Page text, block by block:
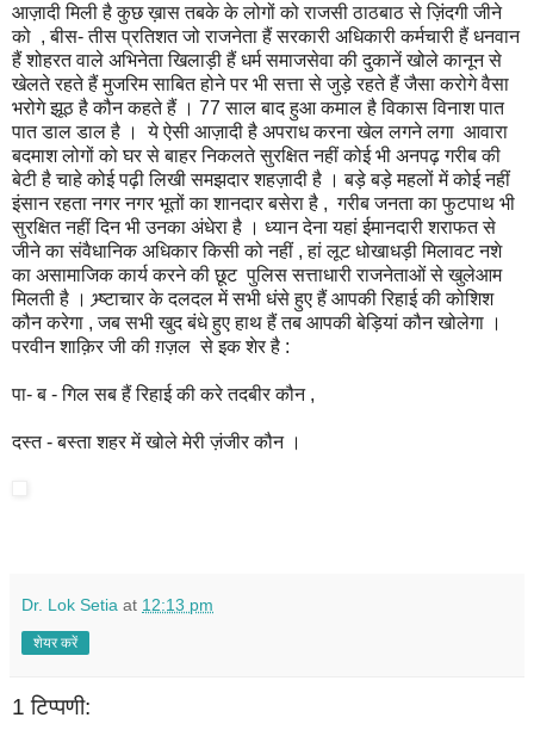
आज़ादी मिली है कुछ ख़ास तबके के लोगों को राजसी ठाठबाठ से ज़िंदगी जीने
को , बीस- तीस प्रतिशत जो राजनेता हैं सरकारी अधिकारी कर्मचारी हैं धनवान
हैं शोहरत वाले अभिनेता खिलाड़ी हैं धर्म समाजसेवा की दुकानें खोले कानून से
खेलते रहते हैं मुजरिम साबित होने पर भी सत्ता से जुड़े रहते हैं जैसा करोगे वैसा
भरोगे झूठ है कौन कहते हैं । 77 साल बाद हुआ कमाल है विकास विनाश पात
पात डाल डाल है । ये ऐसी आज़ादी है अपराध करना खेल लगने लगा आवारा
बदमाश लोगों को घर से बाहर निकलते सुरक्षित नहीं कोई भी अनपढ़ गरीब की
बेटी है चाहे कोई पढ़ी लिखी समझदार शहज़ादी है । बड़े बड़े महलों में कोई नहीं
इंसान रहता नगर नगर भूतों का शानदार बसेरा है , गरीब जनता का फुटपाथ भी
सुरक्षित नहीं दिन भी उनका अंधेरा है । ध्यान देना यहां ईमानदारी शराफत से
जीने का संवैधानिक अधिकार किसी को नहीं , हां लूट धोखाधड़ी मिलावट नशे
का असामाजिक कार्य करने की छूट पुलिस सत्ताधारी राजनेताओं से खुलेआम
मिलती है । भ्र्ष्टाचार के दलदल में सभी धंसे हुए हैं आपकी रिहाई की कोशिश
कौन करेगा , जब सभी खुद बंधे हुए हाथ हैं तब आपकी बेड़ियां कौन खोलेगा ।
परवीन शाक़िर जी की ग़ज़ल से इक शेर है :
पा- ब - गिल सब हैं रिहाई की करे तदबीर कौन ,
दस्त - बस्ता शहर में खोले मेरी ज़ंजीर कौन ।
Dr. Lok Setia at 12:13 pm
शेयर करें
1 टिप्पणी: